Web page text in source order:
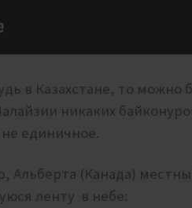
в Казахстане, то можно
никаких
не единичное.
Альберта (Канада)
ленту в небе: